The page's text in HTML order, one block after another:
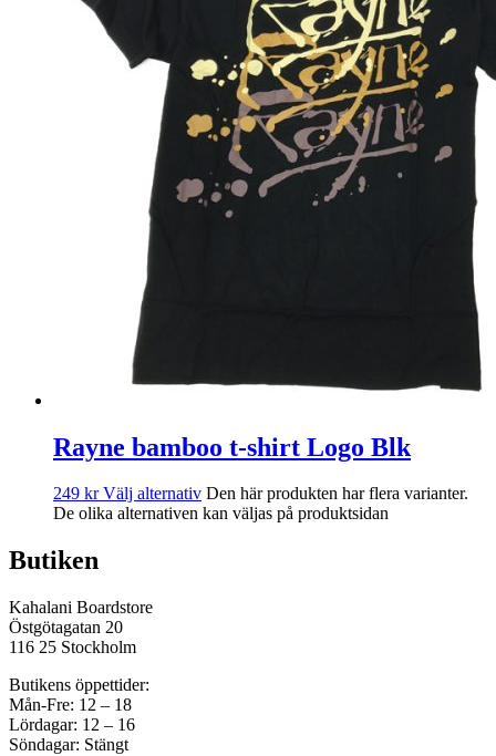
Rayne bamboo t-shirt Logo Blk
249 kr Välj alternativ Den här produkten har flera varianter.
De olika alternativen kan väljas på produktsidan
Butiken
Kahalani Boardstore
Östgötagatan 20
116 25 Stockholm
Butikens öppettider:
Mån-Fre: 12 – 18
Lördagar: 12 – 16
Söndagar: Stängt